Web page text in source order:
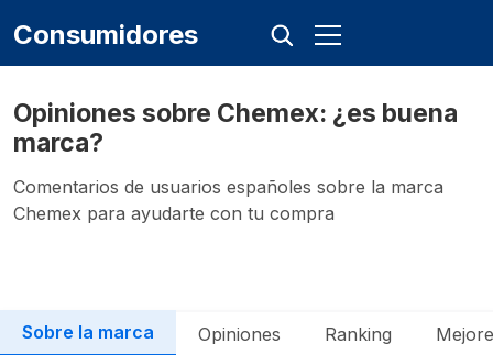
Consumidores
Opiniones sobre Chemex: ¿es buena
marca?
Comentarios de usuarios españoles sobre la marca
Chemex para ayudarte con tu compra
Sobre la marca Opiniones Ranking